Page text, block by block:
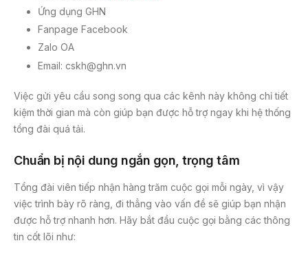
Ứng dụng GHN
Fanpage Facebook
Zalo OA
Email: cskh@ghn.vn
Việc gửi yêu cầu song song qua các kênh này không chỉ tiết
kiệm thời gian mà còn giúp bạn được hỗ trợ ngay khi hệ thống
tổng đài quá tải.
Chuẩn bị nội dung ngắn gọn, trọng tâm
Tổng đài viên tiếp nhận hàng trăm cuộc gọi mỗi ngày, vì vậy
việc trình bày rõ ràng, đi thẳng vào vấn đề sẽ giúp bạn nhận
được hỗ trợ nhanh hơn. Hãy bắt đầu cuộc gọi bằng các thông
tin cốt lõi như: